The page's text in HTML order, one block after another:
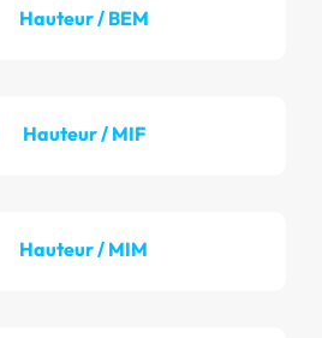
Hauteur / BEM
Hauteur / MIF
Hauteur / MIM